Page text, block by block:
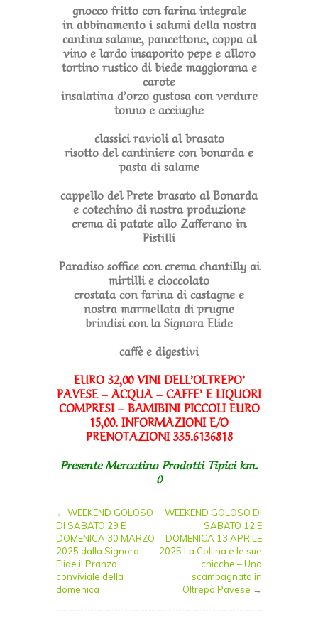
gnocco fritto con farina integrale
in abbinamento i salumi della nostra
cantina salame, pancettone, coppa al
vino e lardo insaporito pepe e alloro
tortino rustico di biede maggiorana e
carote
insalatina d’orzo gustosa con verdure
tonno e acciughe
classici ravioli al brasato
risotto del cantiniere con bonarda e
pasta di salame
cappello del Prete brasato al Bonarda
e cotechino di nostra produzione
crema di patate allo Zafferano in
Pistilli
Paradiso soffice con crema chantilly ai
mirtilli e cioccolato
crostata con farina di castagne e
nostra marmellata di prugne
brindisi con la Signora Elide
caffè e digestivi
EURO 32,00 VINI DELL’OLTREPO’
PAVESE – ACQUA – CAFFE’ E LIQUORI
COMPRESI – BAMIBINI PICCOLI EURO
15,00. INFORMAZIONI E/O
PRENOTAZIONI 335.6136818
Presente Mercatino Prodotti Tipici km.
0
← WEEKEND GOLOSO
DI SABATO 29 E
DOMENICA 30 MARZO
2025 dalla Signora
Elide il Pranzo
conviviale della
domenica
WEEKEND GOLOSO DI
SABATO 12 E
DOMENICA 13 APRILE
2025 La Collina e le sue
chicche – Una
scampagnata in
Oltrepò Pavese →